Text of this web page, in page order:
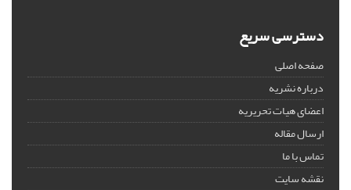
دسترسی سریع
صفحه اصلی
درباره نشریه
اعضای هیات تحریریه
ارسال مقاله
تماس با ما
نقشه سایت